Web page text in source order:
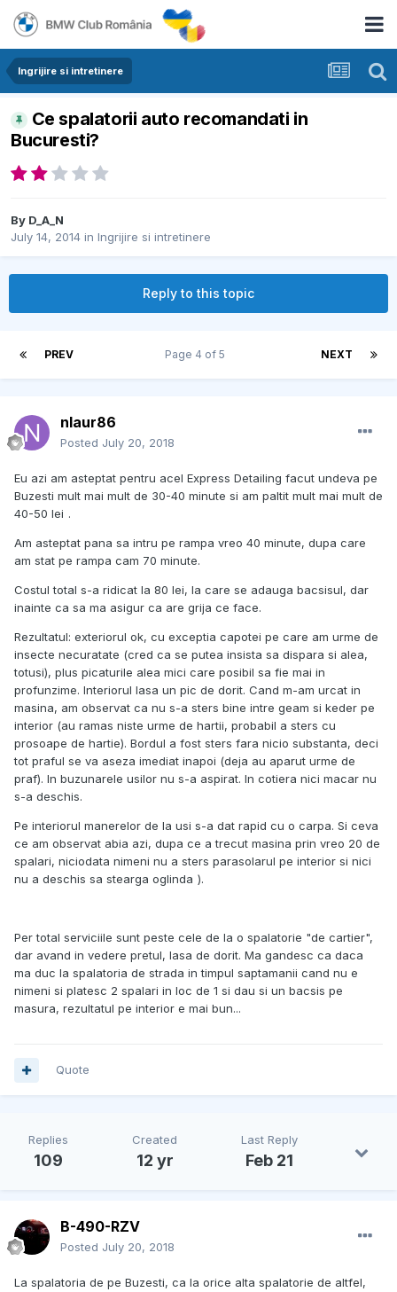
Ingrijire si intretinere
Ce spalatorii auto recomandati in
Bucuresti?
By D_A_N
July 14, 2014 in Ingrijire si intretinere
Reply to this topic
PREV NEXT
Page 4 of 5
nlaur86
Posted July 20, 2018
Eu azi am asteptat pentru acel Express Detailing facut undeva pe
Buzesti mult mai mult de 30-40 minute si am paltit mult mai mult de
40-50 lei .
Am asteptat pana sa intru pe rampa vreo 40 minute, dupa care
am stat pe rampa cam 70 minute.
Costul total s-a ridicat la 80 lei, la care se adauga bacsisul, dar
inainte ca sa ma asigur ca are grija ce face.
Rezultatul: exteriorul ok, cu exceptia capotei pe care am urme de
insecte necuratate (cred ca se putea insista sa dispara si alea,
totusi), plus picaturile alea mici care posibil sa fie mai in
profunzime. Interiorul lasa un pic de dorit. Cand m-am urcat in
masina, am observat ca nu s-a sters bine intre geam si keder pe
interior (au ramas niste urme de hartii, probabil a sters cu
prosoape de hartie). Bordul a fost sters fara nicio substanta, deci
tot praful se va aseza imediat inapoi (deja au aparut urme de
praf). In buzunarele usilor nu s-a aspirat. In cotiera nici macar nu
s-a deschis.
Pe interiorul manerelor de la usi s-a dat rapid cu o carpa. Si ceva
ce am observat abia azi, dupa ce a trecut masina prin vreo 20 de
spalari, niciodata nimeni nu a sters parasolarul pe interior si nici
nu a deschis sa stearga oglinda ).
Per total serviciile sunt peste cele de la o spalatorie "de cartier",
dar avand in vedere pretul, lasa de dorit. Ma gandesc ca daca
ma duc la spalatoria de strada in timpul saptamanii cand nu e
nimeni si platesc 2 spalari in loc de 1 si dau si un bacsis pe
masura, rezultatul pe interior e mai bun...
Quote
Replies
109
Created
12 yr
Last Reply
Feb 21
B-490-RZV
Posted July 20, 2018
La spalatoria de pe Buzesti, ca la orice alta spalatorie de altfel,